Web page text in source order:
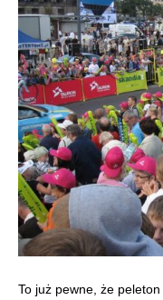
To już pewne, że